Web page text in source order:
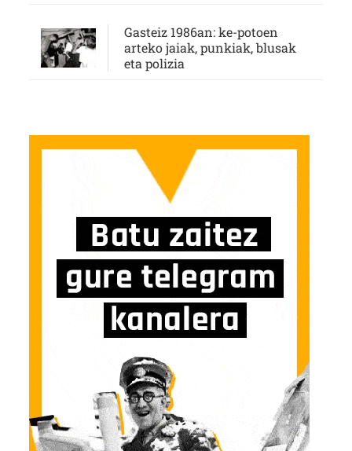
Gasteiz 1986an: ke-potoen
arteko jaiak, punkiak, blusak
eta polizia